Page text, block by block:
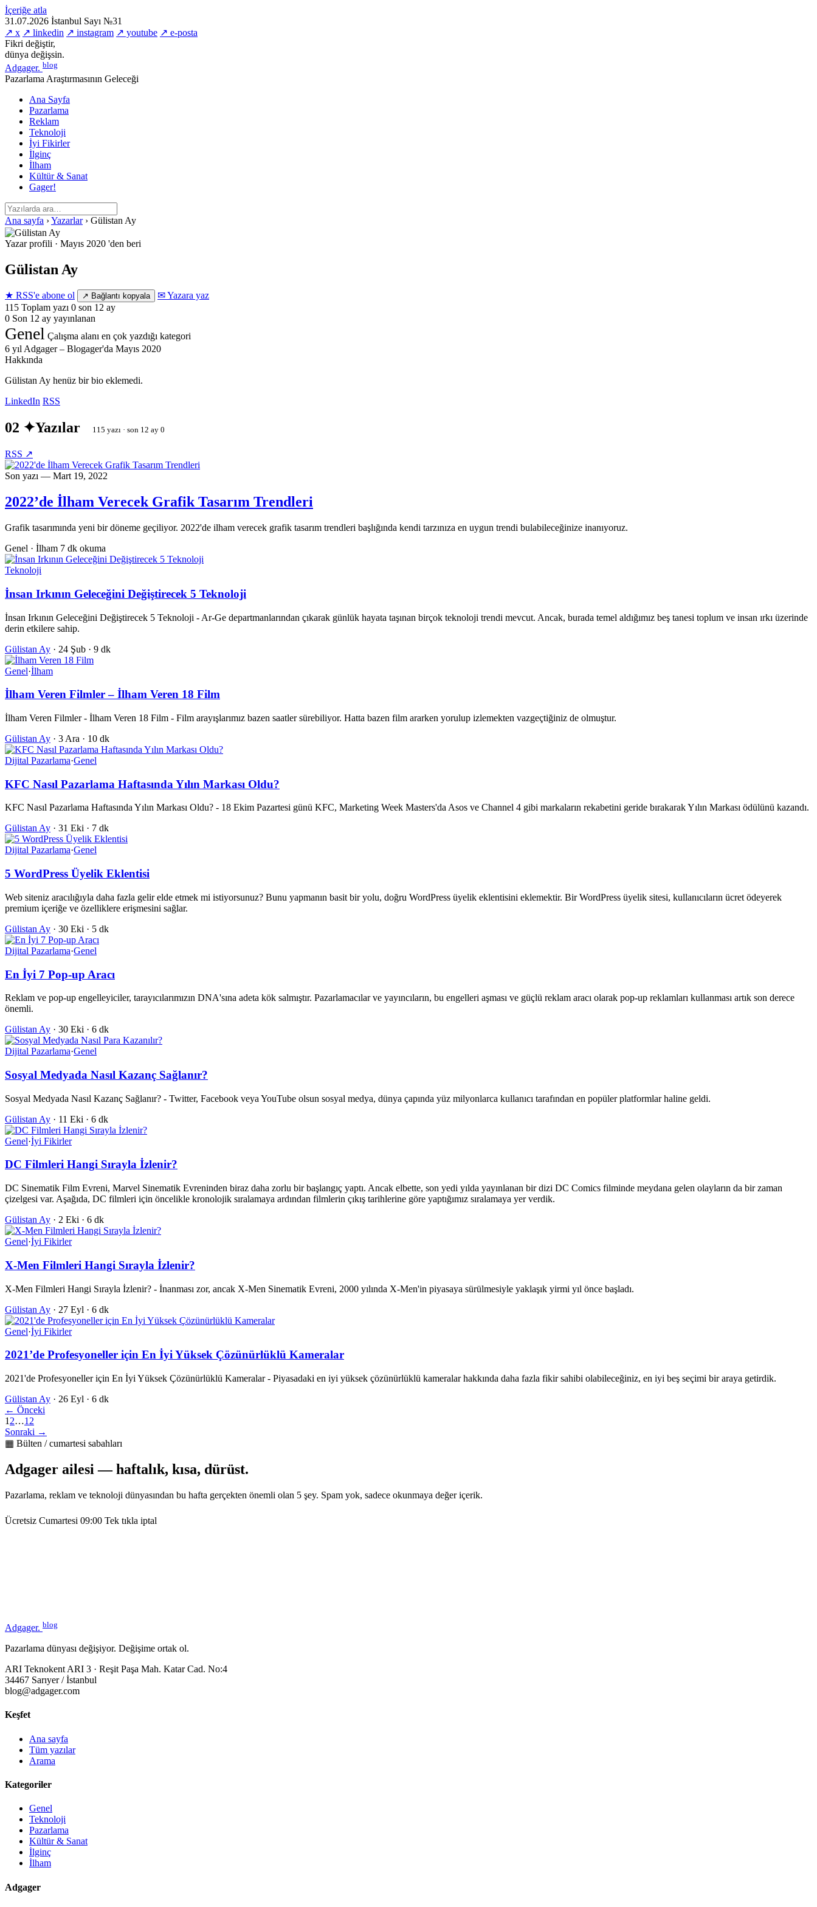
İçeriğe atla
31.07.2026 İstanbul Sayı №31
↗ x ↗ linkedin ↗ instagram ↗ youtube ↗ e-posta
Fikri değiştir,
dünya değişsin.
Adgager. blog
Pazarlama Araştırmasının Geleceği
Ana Sayfa
Pazarlama
Reklam
Teknoloji
İyi Fikirler
İlginç
İlham
Kültür & Sanat
Gager!
Ana sayfa ›Yazarlar › Gülistan Ay
Yazar profili · Mayıs 2020 'den beri
Gülistan Ay
★ RSS'e abone ol ↗ Bağlantı kopyala
✉ Yazara yaz
115 Toplam yazı 0 son 12 ay
0 Son 12 ay yayınlanan
Genel Çalışma alanı en çok yazdığı kategori
6 yılAdgager – Blogager'da Mayıs 2020
Hakkında
Gülistan Ay henüz bir bio eklemedi.
LinkedIn RSS
02 ✦Yazılar 115 yazı · son 12 ay 0
RSS ↗
Son yazı — Mart 19, 2022
2022’de İlham Verecek Grafik Tasarım Trendleri
Grafik tasarımında yeni bir döneme geçiliyor. 2022'de ilham verecek grafik tasarım trendleri başlığında kendi tarzınıza en uygun trendi bulabileceğinize inanıyoruz.
Genel · İlham 7 dk okuma
Teknoloji
İnsan Irkının Geleceğini Değiştirecek 5 Teknoloji
İnsan Irkının Geleceğini Değiştirecek 5 Teknoloji - Ar-Ge departmanlarından çıkarak günlük hayata taşınan birçok teknoloji trendi mevcut. Ancak, burada temel aldığımız beş tanesi toplum ve insan ırkı üzerinde
derin etkilere sahip.
Gülistan Ay · 24 Şub · 9 dk
Genel·İlham
İlham Veren Filmler – İlham Veren 18 Film
İlham Veren Filmler - İlham Veren 18 Film - Film arayışlarımız bazen saatler sürebiliyor. Hatta bazen film ararken yorulup izlemekten vazgeçtiğiniz de olmuştur.
Gülistan Ay · 3 Ara · 10 dk
Dijital Pazarlama·Genel
KFC Nasıl Pazarlama Haftasında Yılın Markası Oldu?
KFC Nasıl Pazarlama Haftasında Yılın Markası Oldu? - 18 Ekim Pazartesi günü KFC, Marketing Week Masters'da Asos ve Channel 4 gibi markaların rekabetini geride bırakarak Yılın Markası ödülünü kazandı.
Gülistan Ay · 31 Eki · 7 dk
Dijital Pazarlama·Genel
5 WordPress Üyelik Eklentisi
Web siteniz aracılığıyla daha fazla gelir elde etmek mi istiyorsunuz? Bunu yapmanın basit bir yolu, doğru WordPress üyelik eklentisini eklemektir. Bir WordPress üyelik sitesi, kullanıcıların ücret ödeyerek
premium içeriğe ve özelliklere erişmesini sağlar.
Gülistan Ay · 30 Eki · 5 dk
Dijital Pazarlama·Genel
En İyi 7 Pop-up Aracı
Reklam ve pop-up engelleyiciler, tarayıcılarımızın DNA'sına adeta kök salmıştır. Pazarlamacılar ve yayıncıların, bu engelleri aşması ve güçlü reklam aracı olarak pop-up reklamları kullanması artık son derece
önemli.
Gülistan Ay · 30 Eki · 6 dk
Dijital Pazarlama·Genel
Sosyal Medyada Nasıl Kazanç Sağlanır?
Sosyal Medyada Nasıl Kazanç Sağlanır? - Twitter, Facebook veya YouTube olsun sosyal medya, dünya çapında yüz milyonlarca kullanıcı tarafından en popüler platformlar haline geldi.
Gülistan Ay · 11 Eki · 6 dk
Genel·İyi Fikirler
DC Filmleri Hangi Sırayla İzlenir?
DC Sinematik Film Evreni, Marvel Sinematik Evreninden biraz daha zorlu bir başlangıç ​​yaptı. Ancak elbette, son yedi yılda yayınlanan bir dizi DC Comics filminde meydana gelen olayların da bir zaman
çizelgesi var. Aşağıda, DC filmleri için öncelikle kronolojik sıralamaya ardından filmlerin çıkış tarihlerine göre yaptığımız sıralamaya yer verdik.
Gülistan Ay · 2 Eki · 6 dk
Genel·İyi Fikirler
X-Men Filmleri Hangi Sırayla İzlenir?
X-Men Filmleri Hangi Sırayla İzlenir? - İnanması zor, ancak X-Men Sinematik Evreni, 2000 yılında X-Men'in piyasaya sürülmesiyle yaklaşık yirmi yıl önce başladı.
Gülistan Ay · 27 Eyl · 6 dk
Genel·İyi Fikirler
2021’de Profesyoneller için En İyi Yüksek Çözünürlüklü Kameralar
2021'de Profesyoneller için En İyi Yüksek Çözünürlüklü Kameralar - Piyasadaki en iyi yüksek çözünürlüklü kameralar hakkında daha fazla fikir sahibi olabileceğiniz, en iyi beş seçimi bir araya getirdik.
Gülistan Ay · 26 Eyl · 6 dk
← Önceki
1 2…12
Sonraki →
▦ Bülten / cumartesi sabahları
Adgager ailesi — haftalık, kısa, dürüst.
Pazarlama, reklam ve teknoloji dünyasından bu hafta gerçekten önemli olan 5 şey. Spam yok, sadece okunmaya değer içerik.
Ücretsiz Cumartesi 09:00 Tek tıkla iptal
Adgager. blog
Pazarlama dünyası değişiyor. Değişime ortak ol.
ARI Teknokent ARI 3 · Reşit Paşa Mah. Katar Cad. No:4
34467 Sarıyer / İstanbul
blog@adgager.com
Keşfet
Ana sayfa
Tüm yazılar
Arama
Kategoriler
Genel
Teknoloji
Pazarlama
Kültür & Sanat
İlginç
İlham
Adgager